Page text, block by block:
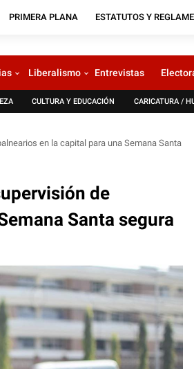
PRIMERA PLANA ESTATUTOS Y
Liberalismo Entrevistas
CULTURA Y EDUCACIÓN CARICATURA /
en la capital para una Semana Santa
de
Santa segura